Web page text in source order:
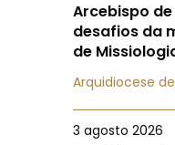
Arcebispo
desafios da
de
Arquidiocese
3 agosto 2026